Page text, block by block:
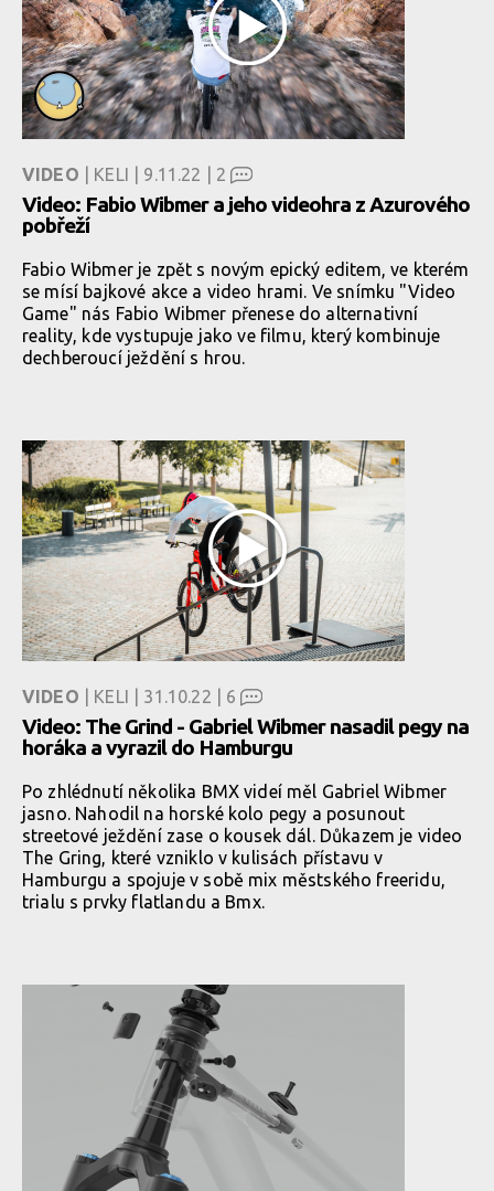
VIDEO | KELI | 9.11.22 | 2
Video: Fabio Wibmer a jeho videohra z Azurového
pobřeží
Fabio Wibmer je zpět s novým epický editem, ve kterém
se mísí bajkové akce a video hrami. Ve snímku "Video
Game" nás Fabio Wibmer přenese do alternativní
reality, kde vystupuje jako ve filmu, který kombinuje
dechberoucí ježdění s hrou.
VIDEO | KELI | 31.10.22 | 6
Video: The Grind - Gabriel Wibmer nasadil pegy na
horáka a vyrazil do Hamburgu
Po zhlédnutí několika BMX videí měl Gabriel Wibmer
jasno. Nahodil na horské kolo pegy a posunout
streetové ježdění zase o kousek dál. Důkazem je video
The Gring, které vzniklo v kulisách přístavu v
Hamburgu a spojuje v sobě mix městského freeridu,
trialu s prvky flatlandu a Bmx.